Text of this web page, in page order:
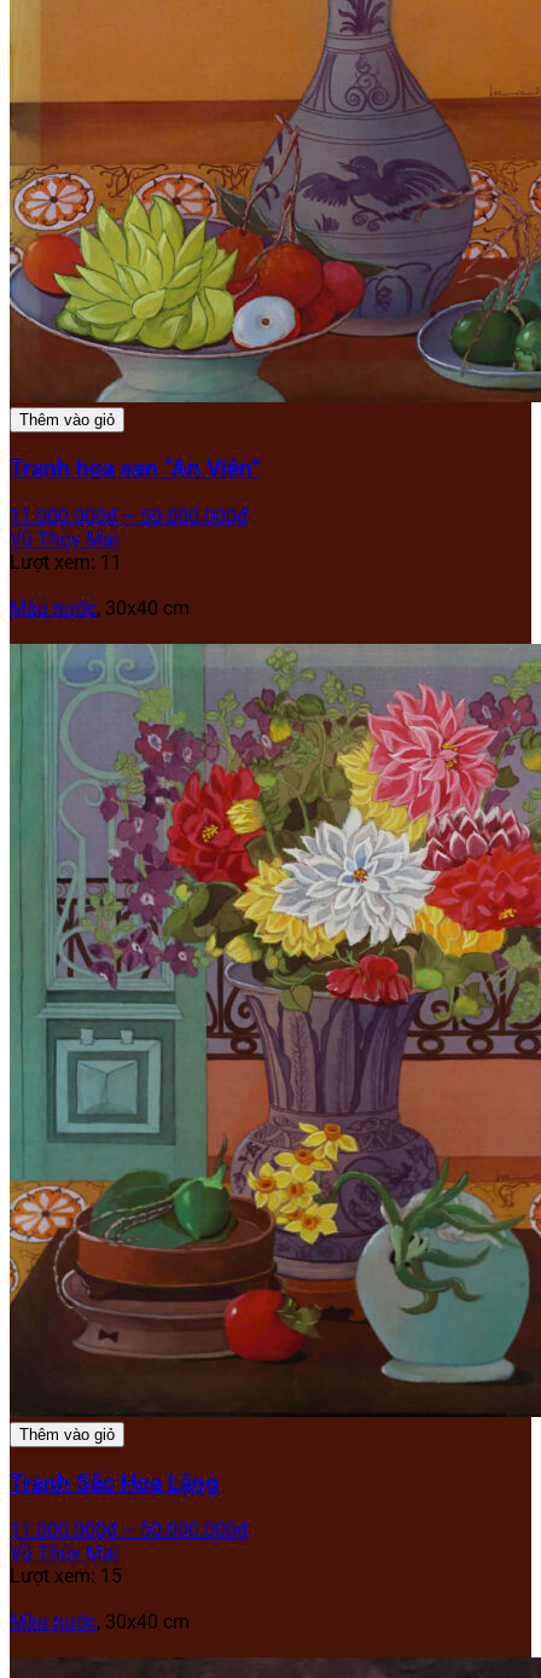
Thêm vào giỏ
Tranh hoa sen “An Viên”
11.000.000₫ – 50.000.000₫
Vũ Thùy Mai
Lượt xem: 11
Màu nước, 30x40 cm
Thêm vào giỏ
Tranh Sắc Hoa Lặng
11.000.000₫ – 50.000.000₫
Vũ Thùy Mai
Lượt xem: 15
Màu nước, 30x40 cm